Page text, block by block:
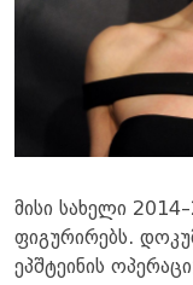
მისი სახელი
ფიგურირებს.
ეპშტეინის